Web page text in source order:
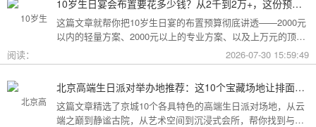
10岁生日宴会布置要花多少钱？从2千到2万+，这份预算攻略讲透了
这篇文章就帮你把10岁生日宴的布置预算彻底讲透——2000元
以内的轻量方案、2000元以上的专业方案、以及上万元的顶配
阅读： 2026-07-30 15:59:49
北京高端生日派对举办地推荐：这10个宝藏场地让排面与品味兼得
这篇文章精选了京城10个各具特色的高端生日派对场地，从云
端之巅到静谧古院，从艺术空间到沉浸式会所，帮你找到与心